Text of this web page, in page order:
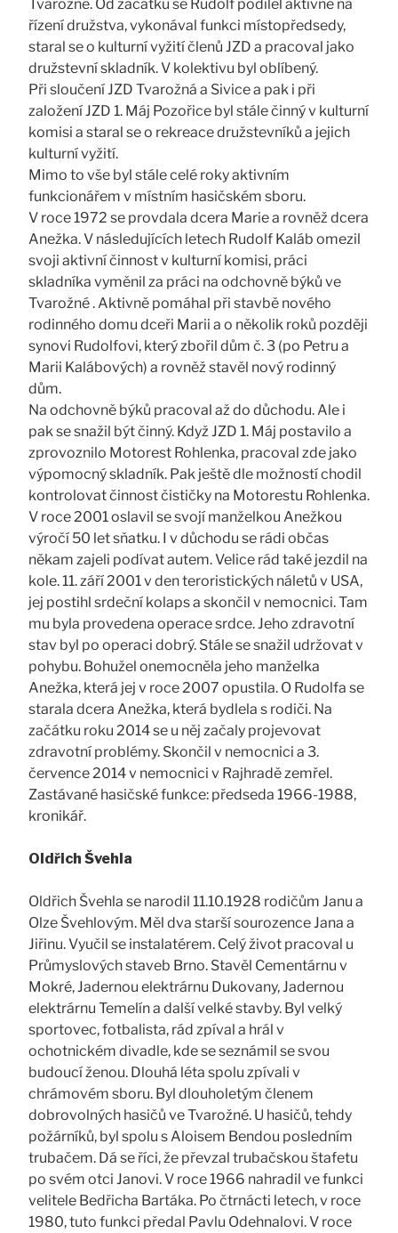
Tvarožné. Od začátku se Rudolf podílel aktivně na
řízení družstva, vykonával funkci místopředsedy,
staral se o kulturní vyžití členů JZD a pracoval jako
družstevní skladník. V kolektivu byl oblíbený.
Při sloučení JZD Tvarožná a Sivice a pak i při
založení JZD 1. Máj Pozořice byl stále činný v kulturní
komisi a staral se o rekreace družstevníků a jejich
kulturní vyžití.
Mimo to vše byl stále celé roky aktivním
funkcionářem v místním hasičském sboru.
V roce 1972 se provdala dcera Marie a rovněž dcera
Anežka. V následujících letech Rudolf Kaláb omezil
svoji aktivní činnost v kulturní komisi, práci
skladníka vyměnil za práci na odchovně býků ve
Tvarožné . Aktivně pomáhal při stavbě nového
rodinného domu dceři Marii a o několik roků později
synovi Rudolfovi, který zbořil dům č. 3 (po Petru a
Marii Kalábových) a rovněž stavěl nový rodinný
dům.
Na odchovně býků pracoval až do důchodu. Ale i
pak se snažil být činný. Když JZD 1. Máj postavilo a
zprovoznilo Motorest Rohlenka, pracoval zde jako
výpomocný skladník. Pak ještě dle možností chodil
kontrolovat činnost čističky na Motorestu Rohlenka.
V roce 2001 oslavil se svojí manželkou Anežkou
výročí 50 let sňatku. I v důchodu se rádi občas
někam zajeli podívat autem. Velice rád také jezdil na
kole. 11. září 2001 v den teroristických náletů v USA,
jej postihl srdeční kolaps a skončil v nemocnici. Tam
mu byla provedena operace srdce. Jeho zdravotní
stav byl po operaci dobrý. Stále se snažil udržovat v
pohybu. Bohužel onemocněla jeho manželka
Anežka, která jej v roce 2007 opustila. O Rudolfa se
starala dcera Anežka, která bydlela s rodiči. Na
začátku roku 2014 se u něj začaly projevovat
zdravotní problémy. Skončil v nemocnici a 3.
července 2014 v nemocnici v Rajhradě zemřel.
Zastávané hasičské funkce: předseda 1966-1988,
kronikář.
Oldřich Švehla
Oldřich Švehla se narodil 11.10.1928 rodičům Janu a
Olze Švehlovým. Měl dva starší sourozence Jana a
Jiřinu. Vyučil se instalatérem. Celý život pracoval u
Průmyslových staveb Brno. Stavěl Cementárnu v
Mokré, Jadernou elektrárnu Dukovany, Jadernou
elektrárnu Temelín a další velké stavby. Byl velký
sportovec, fotbalista, rád zpíval a hrál v
ochotnickém divadle, kde se seznámil se svou
budoucí ženou. Dlouhá léta spolu zpívali v
chrámovém sboru. Byl dlouholetým členem
dobrovolných hasičů ve Tvarožné. U hasičů, tehdy
požárníků, byl spolu s Aloisem Bendou posledním
trubačem. Dá se říci, že převzal trubačskou štafetu
po svém otci Janovi. V roce 1966 nahradil ve funkci
velitele Bedřicha Bartáka. Po čtrnácti letech, v roce
1980, tuto funkci předal Pavlu Odehnalovi. V roce